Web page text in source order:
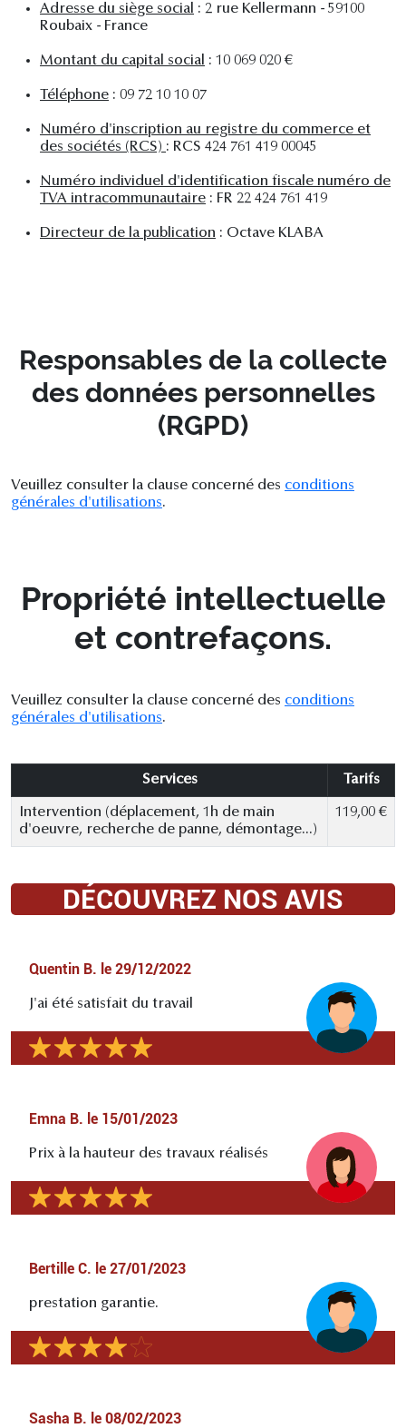
Adresse du siège social : 2 rue Kellermann - 59100
Roubaix - France
Montant du capital social : 10 069 020 €
Téléphone : 09 72 10 10 07
Numéro d'inscription au registre du commerce et
des sociétés (RCS) : RCS 424 761 419 00045
Numéro individuel d'identification fiscale numéro de
TVA intracommunautaire : FR 22 424 761 419
Directeur de la publication : Octave KLABA
Responsables de la collecte
des données personnelles
(RGPD)
Veuillez consulter la clause concerné des conditions
générales d'utilisations.
Propriété intellectuelle
et contrefaçons.
Veuillez consulter la clause concerné des conditions
générales d'utilisations.
Services Tarifs
Intervention (déplacement, 1h de main
d'oeuvre, recherche de panne, démontage...)
119,00 €
DÉCOUVREZ NOS AVIS
Quentin B. le 29/12/2022
J'ai été satisfait du travail
Emna B. le 15/01/2023
Prix à la hauteur des travaux réalisés
Bertille C. le 27/01/2023
prestation garantie.
Sasha B. le 08/02/2023